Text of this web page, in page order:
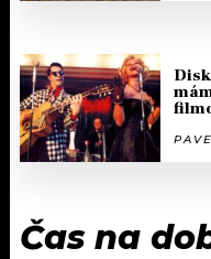
Čas na